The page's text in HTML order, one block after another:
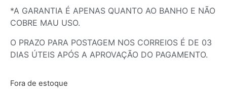
*A GARANTIA É APENAS QUANTO AO BANHO E NÃO
COBRE MAU USO.
O PRAZO PARA POSTAGEM NOS CORREIOS É DE 03
DIAS ÚTEIS APÓS A APROVAÇÃO DO PAGAMENTO.
Fora de estoque